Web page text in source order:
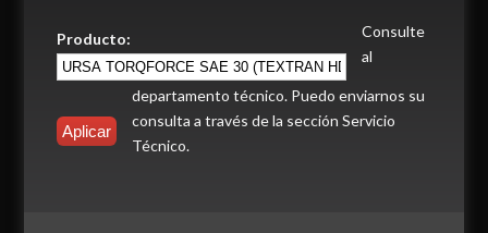
Producto:
Consulte
al
departamento técnico. Puedo enviarnos su
consulta a través de la sección Servicio
Técnico.